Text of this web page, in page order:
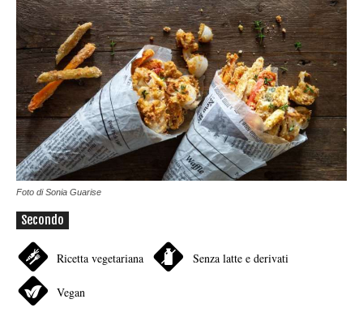
Foto di Sonia Guarise
Secondo
Ricetta vegetariana Senza latte e derivati
Vegan